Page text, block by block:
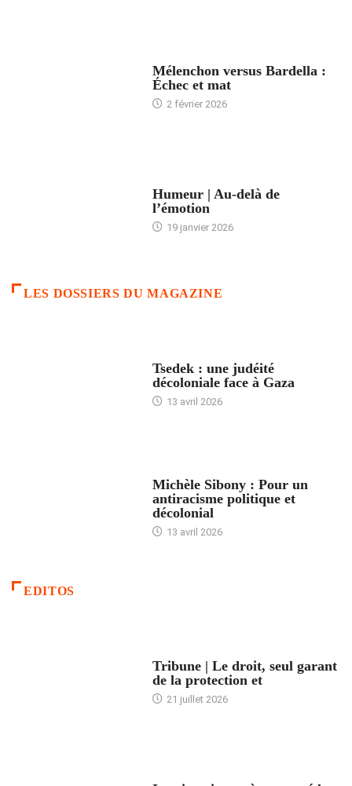
Mélenchon versus Bardella :
Échec et mat
2 février 2026
Humeur | Au-delà de
l’émotion
19 janvier 2026
LES DOSSIERS DU MAGAZINE
Tsedek : une judéité
décoloniale face à Gaza
13 avril 2026
Michèle Sibony : Pour un
antiracisme politique et
décolonial
13 avril 2026
EDITOS
Tribune | Le droit, seul garant
de la protection et
21 juillet 2026